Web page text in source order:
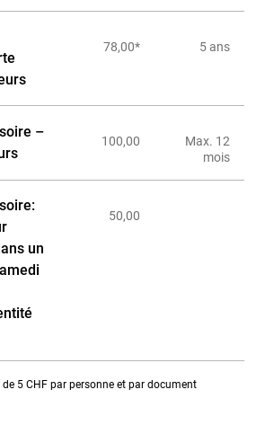
78,00* 5 ans
–
100,00
Max. 12
mois
un
50,00
5 CHF par personne et par document